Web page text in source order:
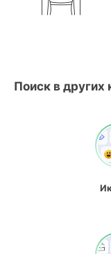
Поиск в других